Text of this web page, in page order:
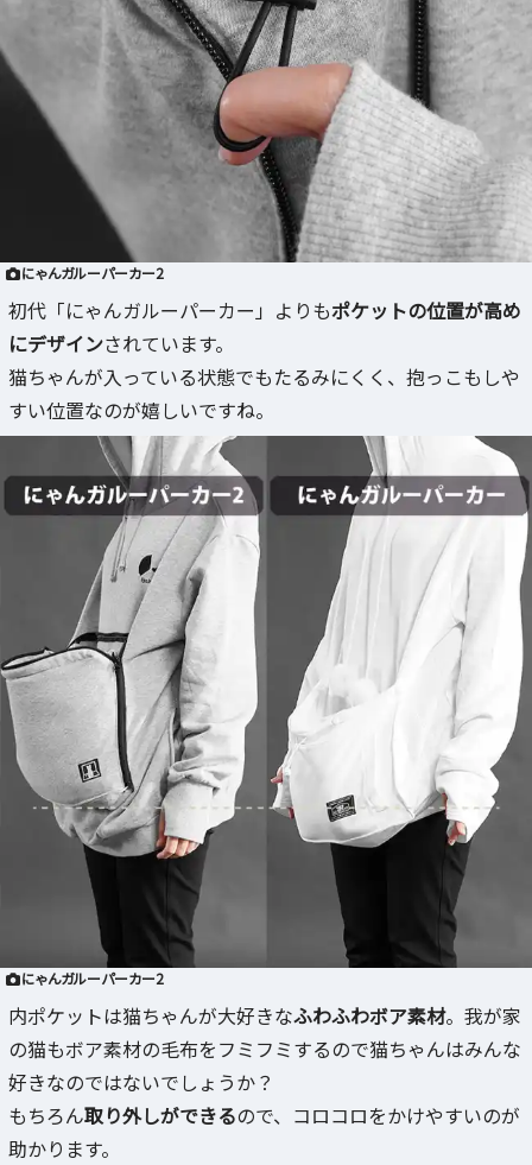
にゃんガルーパーカー2
初代「にゃんガルーパーカー」よりもポケットの位置が高め
にデザインされています。
猫ちゃんが入っている状態でもたるみにくく、抱っこもしや
すい位置なのが嬉しいですね。
にゃんガルーパーカー2
内ポケットは猫ちゃんが大好きなふわふわボア素材。我が家
の猫もボア素材の毛布をフミフミするので猫ちゃんはみんな
好きなのではないでしょうか？
もちろん取り外しができるので、コロコロをかけやすいのが
助かります。